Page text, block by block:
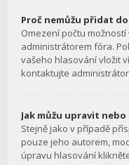
Proč nemůžu přidat
Omezení počtu
administrátorem fóra.
vašeho hlasování vložit
kontaktujte
Jak můžu upravit
Stejně jako v případě
pouze jeho autorem,
úpravu hlasování